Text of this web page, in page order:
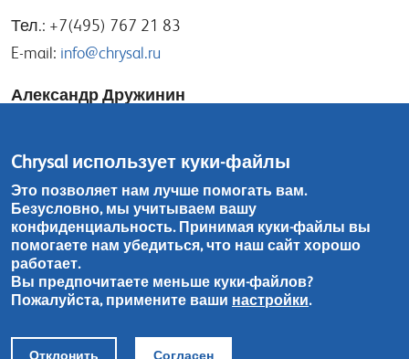
Тел.: +7(495) 767 21 83
E-mail: info@chrysal.ru
Александр Дружинин
E-mail:igor@chrysal.ru
Тел.: +7(965) 198 12 74
Контакты
Chrysal использует куки-файлы
Это позволяет нам лучше помогать вам.
Безусловно, мы учитываем вашу
конфиденциальность. Принимая куки-файлы вы
помогаете нам убедиться, что наш сайт хорошо
работает.
Вы предпочитаете меньше куки-файлов?
Пожалуйста, примените ваши настройки.
Отклонить Согласен